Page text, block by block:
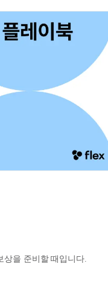
을 준비할 때입니다.